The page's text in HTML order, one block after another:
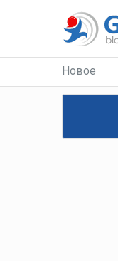
Новое